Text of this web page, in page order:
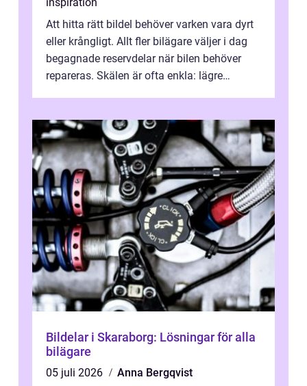
Att hitta rätt bildel behöver varken vara dyrt
eller krångligt. Allt fler bilägare väljer i dag
begagnade reservdelar när bilen behöver
repareras. Skälen är ofta enkla: lägre
Bildelar i Skaraborg: Lösningar för alla
bilägare
05 juli 2026 Anna Bergqvist